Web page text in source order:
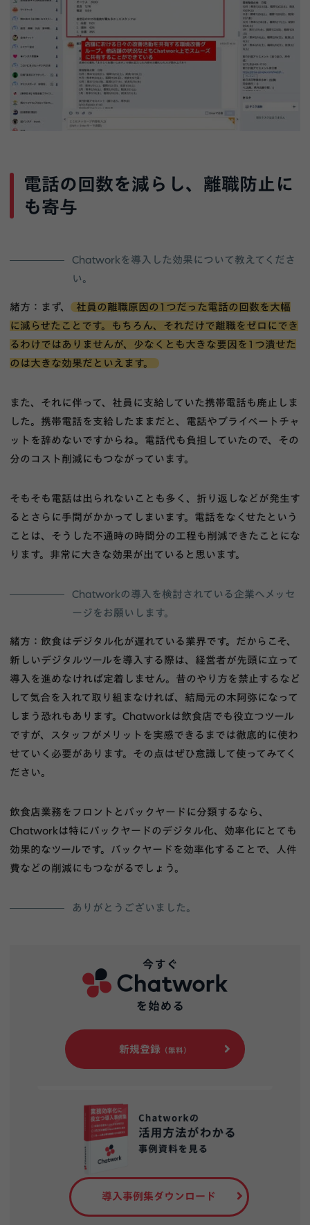
電話の回数を減らし、離職防止に
も寄与
Chatworkを導入した効果について教えてくださ
い。
緒方：まず、
社員の離職原因の1つだった電話の回数を大幅
に減らせたことです。もちろん、それだけで離職をゼロにでき
るわけではありませんが、少なくとも大きな要因を1つ潰せた
のは大きな効果だといえます。
また、それに伴って、社員に支給していた携帯電話も廃止しま
した。携帯電話を支給したままだと、電話やプライベートチャ
ットを辞めないですからね。電話代も負担していたので、その
分のコスト削減にもつながっています。
そもそも電話は出られないことも多く、折り返しなどが発生す
るとさらに手間がかかってしまいます。電話をなくせたという
ことは、そうした不通時の時間分の工程も削減できたことにな
ります。非常に大きな効果が出ていると思います。
Chatworkの導入を検討されている企業へメッセ
ージをお願いします。
緒方：飲食はデジタル化が遅れている業界です。だからこそ、
新しいデジタルツールを導入する際は、経営者が先頭に立って
導入を進めなければ定着しません。昔のやり方を禁止するなど
して気合を入れて取り組まなければ、結局元の木阿弥になって
しまう恐れもあります。Chatworkは飲食店でも役立つツール
ですが、スタッフがメリットを実感できるまでは徹底的に使わ
せていく必要があります。その点はぜひ意識して使ってみてく
ださい。
飲食店業務をフロントとバックヤードに分類するなら、
Chatworkは特にバックヤードのデジタル化、効率化にとても
効果的なツールです。バックヤードを効率化することで、人件
費などの削減にもつながるでしょう。
ありがとうございました。
新規登録 （無料）
導入事例集ダウンロード